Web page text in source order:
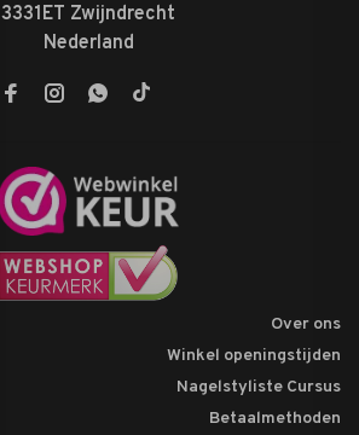
3331ET Zwijndrecht
Nederland
Over ons
Winkel openingstijden
Nagelstyliste Cursus
Betaalmethoden